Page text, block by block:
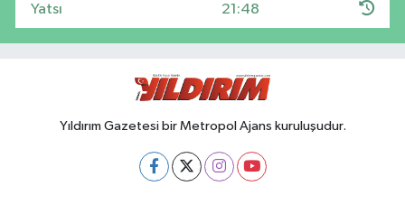
Yatsı 21:48
Yıldırım Gazetesi bir Metropol Ajans kuruluşudur.